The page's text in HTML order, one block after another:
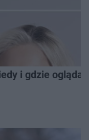
i gdzie